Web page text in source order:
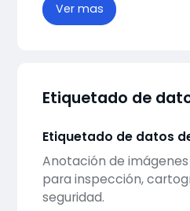
Ver mas
Etiquetado de
Etiquetado de datos
Anotación de
para inspección,
seguridad.